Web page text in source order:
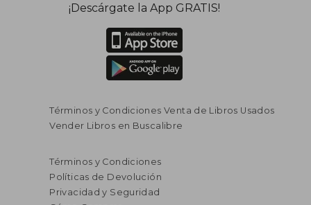
$ 5.400
¡Descárgate la App GRATIS!
Términos y Condiciones Venta de Libros Usados
Vender Libros en Buscalibre
Términos y Condiciones
Políticas de Devolución
Privacidad y Seguridad